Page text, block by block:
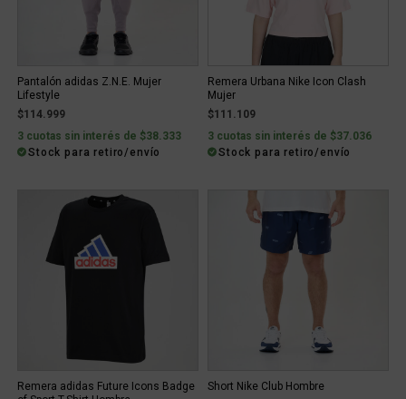
Pantalón adidas Z.N.E. Mujer
Lifestyle
$114.999
3 cuotas sin interés de $38.333
Stock para retiro/envío
Remera Urbana Nike Icon Clash
Mujer
$111.109
3 cuotas sin interés de $37.036
Stock para retiro/envío
Remera adidas Future Icons Badge
Short Nike Club Hombre